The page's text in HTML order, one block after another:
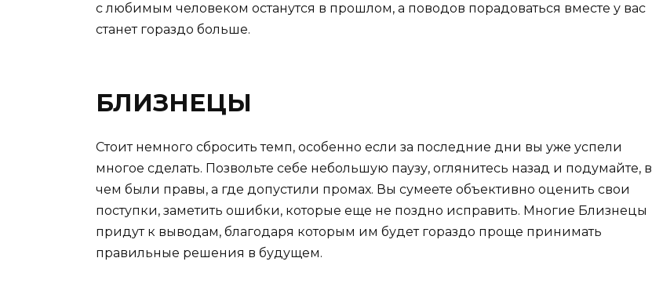
с любимым человеком останутся в прошлом, а поводов порадоваться вместе у вас
станет гораздо больше.
БЛИЗНЕЦЫ
Стоит немного сбросить темп, особенно если за последние дни вы уже успели
многое сделать. Позвольте себе небольшую паузу, оглянитесь назад и подумайте, в
чем были правы, а где допустили промах. Вы сумеете объективно оценить свои
поступки, заметить ошибки, которые еще не поздно исправить. Многие Близнецы
придут к выводам, благодаря которым им будет гораздо проще принимать
правильные решения в будущем.